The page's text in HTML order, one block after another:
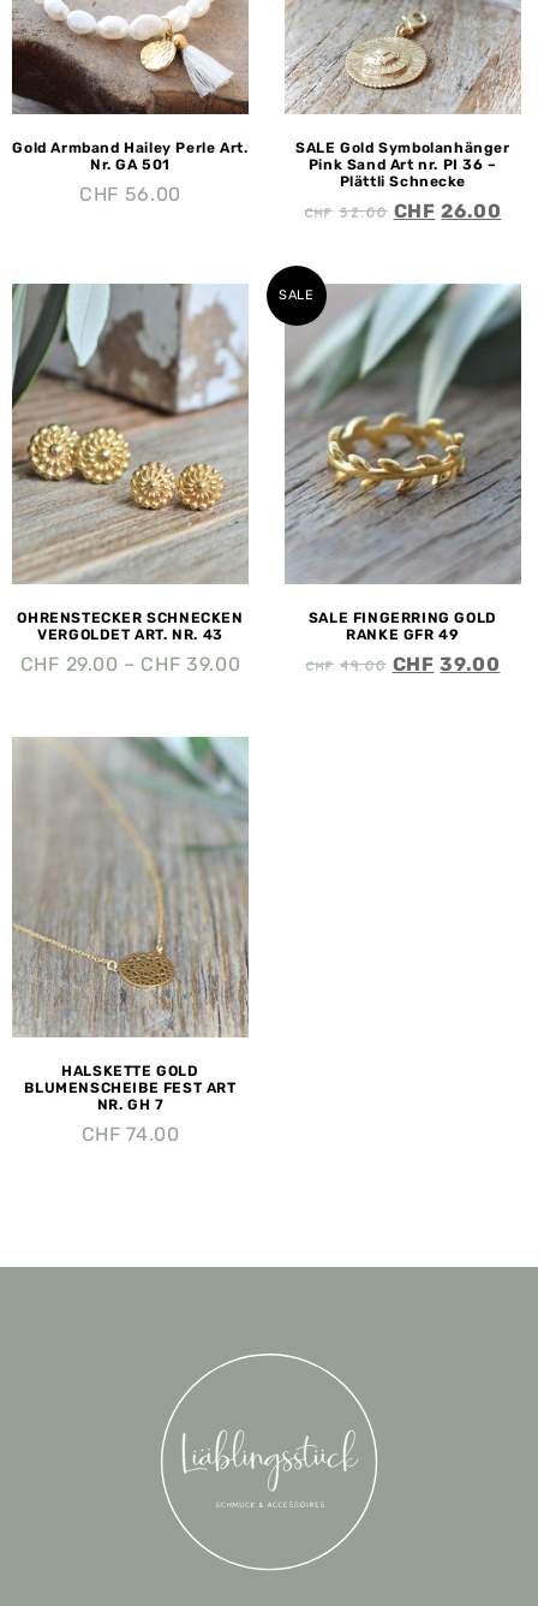
Gold Armband Hailey Perle Art.
Nr. GA 501
CHF 56.00
SALE Gold Symbolanhänger
Pink Sand Art nr. PI 36 –
Plättli Schnecke
CHF32.00 CHF 26.00
OHRENSTECKER SCHNECKEN
VERGOLDET ART. NR. 43
CHF 29.00 – CHF 39.00
SALE
SALE FINGERRING GOLD
RANKE GFR 49
CHF49.00 CHF 39.00
HALSKETTE GOLD
BLUMENSCHEIBE FEST ART
NR. GH 7
CHF 74.00